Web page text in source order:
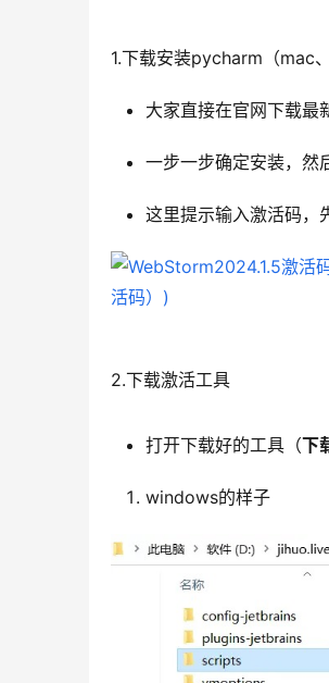
1.下载安装pycharm（mac
大家直接在官网下载最
一步一步确定安装，然
这里提示输入激活码，
2.下载激活工具
打开下载好的工具（下
windows的样子